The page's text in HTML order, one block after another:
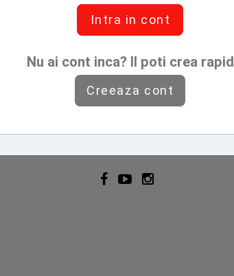
Intra in cont
Nu ai cont inca? Il poti crea rapid
Creeaza cont